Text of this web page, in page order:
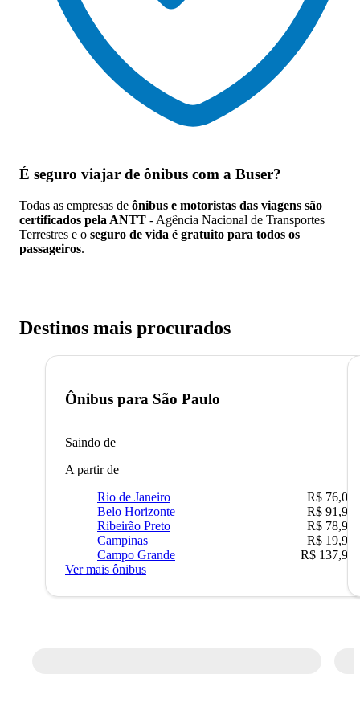
É seguro viajar de ônibus com a Buser?
Todas as empresas de ônibus e motoristas das viagens são
certificados pela ANTT - Agência Nacional de Transportes
Terrestres e o seguro de vida é gratuito para todos os
passageiros.
Destinos mais procurados
Ônibus para São Paulo
Saindo de
A partir de
Rio de Janeiro
R$ 76,09
Belo Horizonte
R$ 91,90
Ribeirão Preto
R$ 78,90
Campinas
R$ 19,90
Campo Grande
R$ 137,90
Ver mais ônibus